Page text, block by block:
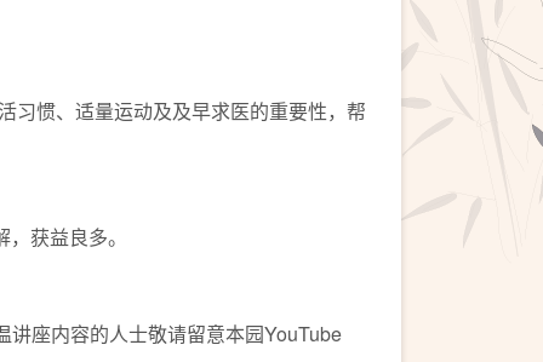
习惯、适量运动及及早求医的重要性，帮
获益良多。
座内容的人士敬请留意本园YouTube